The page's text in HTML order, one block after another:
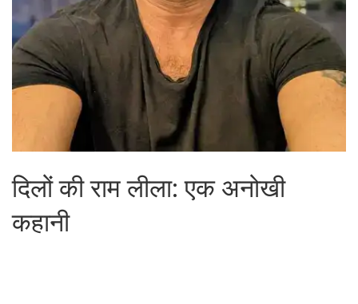
दिलों की राम लीला: एक अनोखी
कहानी